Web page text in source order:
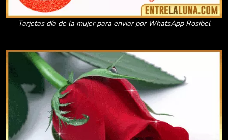
Tarjetas día de la mujer para enviar por WhatsApp Rosibel